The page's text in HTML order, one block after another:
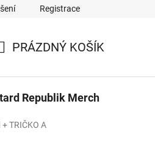
Napiště nám
Registrace
PRÁZDNÝ KOŠÍK
Republik Merch
+ TRIČKO A